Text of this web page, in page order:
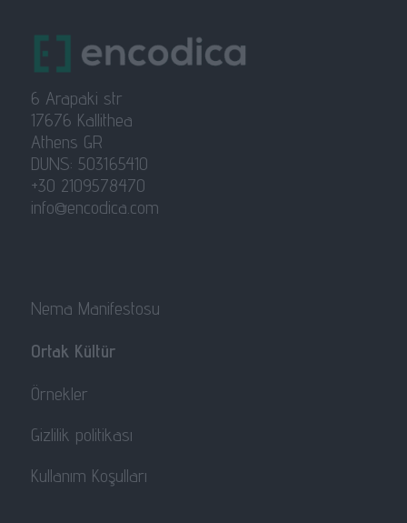
6 Arapaki str
17676 Kallithea
Athens GR
DUNS: 503165410
+30 2109578470
info@encodica.com
Nema Manifestosu
Ortak Kültür
Örnekler
Gizlilik politikası
Kullanım Koşulları